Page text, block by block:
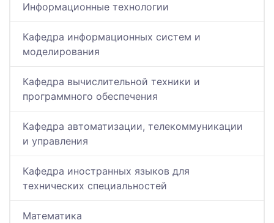
Информационные технологии
Кафедра информационных систем и
моделирования
Кафедра вычислительной техники и
программного обеспечения
Кафедра автоматизации, телекоммуникации
и управления
Кафедра иностранных языков для
технических специальностей
Математика